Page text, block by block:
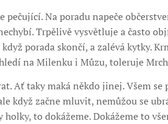
Na poradu napeče
Trpělivě vysvětluje a často
porada skončí, a zalévá kytky.
na Milenku i Můzu, toleruje
Ať taky maká někdo jinej. Všem
když začne mluvit, nemůžou se
to dokážeme. Dokážeme to